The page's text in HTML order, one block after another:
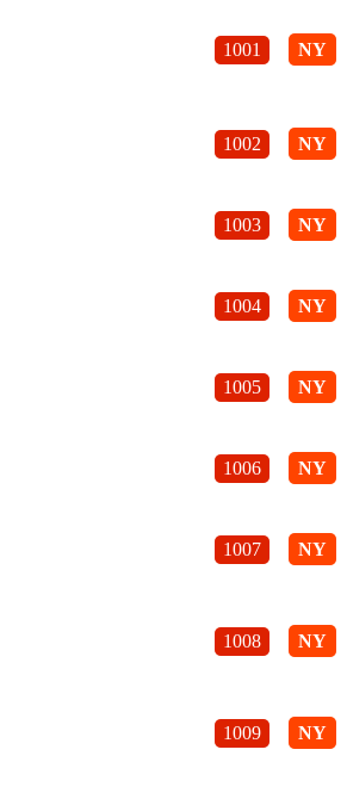
1001 NY
1002 NY
1003 NY
1004 NY
1005 NY
1006 NY
1007 NY
1008 NY
1009 NY